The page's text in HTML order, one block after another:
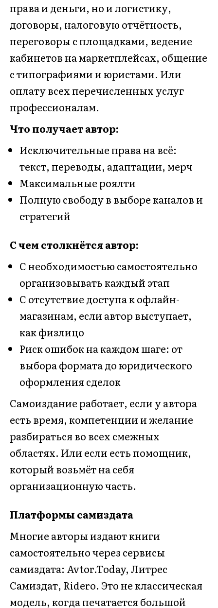
права и деньги, но и логистику,
договоры, налоговую отчётность,
переговоры с площадками, ведение
кабинетов на маркетплейсах, общение
с типографиями и юристами. Или
оплату всех перечисленных услуг
профессионалам.
Что получает автор:
Исключительные права на всё:
текст, переводы, адаптации, мерч
Максимальные роялти
Полную свободу в выборе каналов и
стратегий
С чем столкнётся автор:
С необходимостью самостоятельно
организовывать каждый этап
С отсутствие доступа к офлайн-
магазинам, если автор выступает,
как физлицо
Риск ошибок на каждом шаге: от
выбора формата до юридического
оформления сделок
Самоиздание работает, если у автора
есть время, компетенции и желание
разбираться во всех смежных
областях. Или если есть помощник,
который возьмёт на себя
организационную часть.
Платформы самиздата
Многие авторы издают книги
самостоятельно через сервисы
самиздата: Avtor.Today, Литрес
Самиздат, Ridero. Это не классическая
модель, когда печатается большой